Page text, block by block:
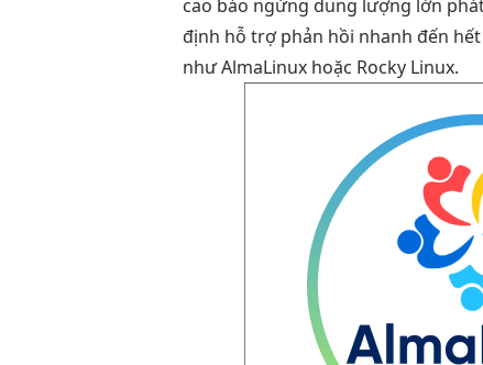
cao báo ngừng dung lượng lớn
định hỗ trợphản hồi nhanh đến hết
như AlmaLinux hoặc Rocky Linux.